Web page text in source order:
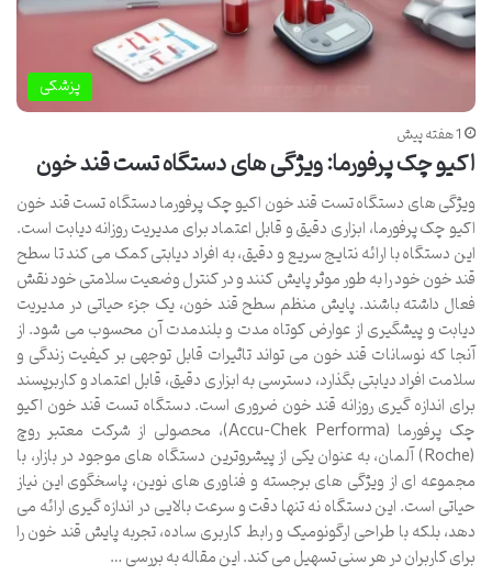
پزشکی
1 هفته پیش
اکیو چک پرفورما: ویژگی های دستگاه تست قند خون
ویژگی های دستگاه تست قند خون اکیو چک پرفورما دستگاه تست قند خون
اکیو چک پرفورما، ابزاری دقیق و قابل اعتماد برای مدیریت روزانه دیابت است.
این دستگاه با ارائه نتایج سریع و دقیق، به افراد دیابتی کمک می کند تا سطح
قند خون خود را به طور موثر پایش کنند و در کنترل وضعیت سلامتی خود نقش
فعال داشته باشند. پایش منظم سطح قند خون، یک جزء حیاتی در مدیریت
دیابت و پیشگیری از عوارض کوتاه مدت و بلندمدت آن محسوب می شود. از
آنجا که نوسانات قند خون می تواند تاثیرات قابل توجهی بر کیفیت زندگی و
سلامت افراد دیابتی بگذارد، دسترسی به ابزاری دقیق، قابل اعتماد و کاربرپسند
برای اندازه گیری روزانه قند خون ضروری است. دستگاه تست قند خون اکیو
چک پرفورما (Accu-Chek Performa)، محصولی از شرکت معتبر روچ
(Roche) آلمان، به عنوان یکی از پیشروترین دستگاه های موجود در بازار، با
مجموعه ای از ویژگی های برجسته و فناوری های نوین، پاسخگوی این نیاز
حیاتی است. این دستگاه نه تنها دقت و سرعت بالایی در اندازه گیری ارائه می
دهد، بلکه با طراحی ارگونومیک و رابط کاربری ساده، تجربه پایش قند خون را
برای کاربران در هر سنی تسهیل می کند. این مقاله به بررسی …